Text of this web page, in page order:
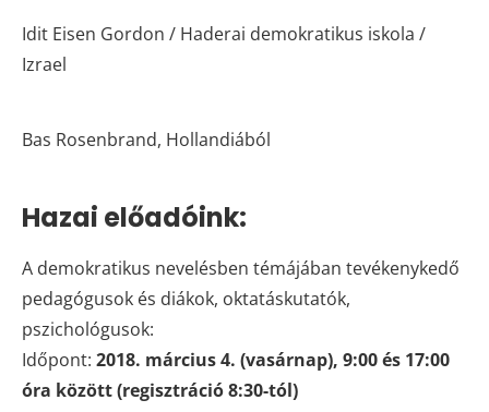
Idit Eisen Gordon / Haderai demokratikus iskola /
Izrael
Bas Rosenbrand, Hollandiából
Hazai előadóink:
A demokratikus nevelésben témájában tevékenykedő
pedagógusok és diákok, oktatáskutatók,
pszichológusok:
Időpont: 2018. március 4. (vasárnap), 9:00 és 17:00
óra között (regisztráció 8:30-tól)